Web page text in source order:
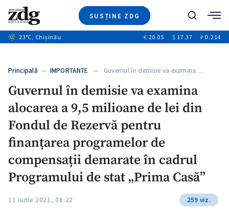
SUSȚINE ZDG
Ştiri
+13
Video
Special
Blog
Caută
23°C, Chișinău € 20.05 $ 17.37 ₽ 0.214
Principală — IMPORTANTE — Guvernul în demisie va examina…
Guvernul în demisie va examina
alocarea a 9,5 milioane de lei din
Fondul de Rezervă pentru
finanțarea programelor de
compensații demarate în cadrul
Programului de stat „Prima Casă”
11 iunie 2021, 06:22 259 viz.